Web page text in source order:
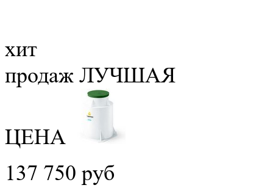
хит
продаж ЛУЧШАЯ
ЦЕНА
137 750 руб